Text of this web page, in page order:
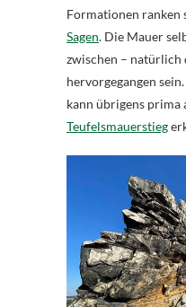
Formationen ranken
Sagen. Die Mauer
zwischen – natürlich
hervorgegangen
kann übrigens prima
Teufelsmauerstieg